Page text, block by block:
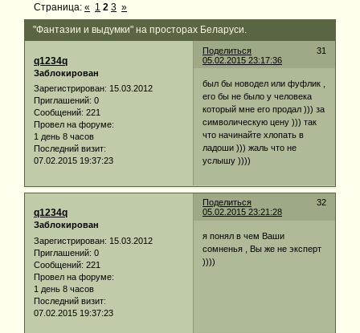
"Фантазии и выдумки" на просторах Беларуси.
Страница:« 1 2 3 »
Поделиться
31
05.02.2015 23:17:36
q1234q
Заблокирован
Зарегистрирован: 15.03.2012
Приглашений: 0
Сообщений: 221
Провел на форуме:
1 день 8 часов
Последний визит:
07.02.2015 19:37:23
был бы новодел или фуфлик ,
его бы не было у человека
который мне его продал ))) за
символическую цену ))) так
что начинайте хлопать в
ладоши ))) жаль что не
услышу ))))
Поделиться
32
05.02.2015 23:21:28
q1234q
Заблокирован
Зарегистрирован: 15.03.2012
Приглашений: 0
Сообщений: 221
Провел на форуме:
1 день 8 часов
Последний визит:
07.02.2015 19:37:23
я понял в чем Ваши
сомненья , Вы же не эксперт
))))